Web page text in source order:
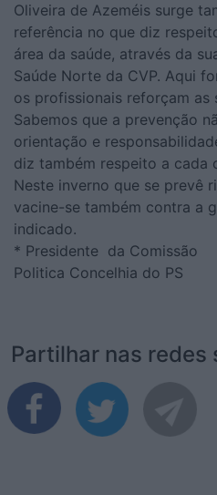
Oliveira de Azeméis surge
referência no que diz
área da saúde, através da
Saúde Norte da CVP. Aqui
os profissionais reforçam as
Sabemos que a prevenção
orientação e
diz também respeito a cada
Neste inverno que se prevê
vacine-se também contra a
indicado.
* Presidente da Comissão
Politica Concelhia do PS
Partilhar nas redes